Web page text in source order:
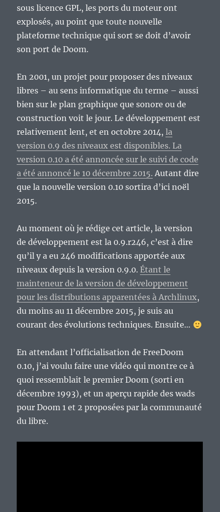
sous licence GPL, les ports du moteur ont
explosés, au point que toute nouvelle
plateforme technique qui sort se doit d’avoir
son port de Doom.
En 2001, un projet pour proposer des niveaux
libres – au sens informatique du terme – aussi
bien sur le plan graphique que sonore ou de
construction voit le jour. Le développement est
relativement lent, et en octobre 2014,la
version 0.9 des niveaux est disponibles. La
version 0.10 a été annoncée sur le suivi de code
a été annoncé le 10 décembre 2015. Autant dire
que la nouvelle version 0.10 sortira d’ici noël
2015.
Au moment où je rédige cet article, la version
de développement est la 0.9.r246, c’est à dire
qu’il y a eu 246 modifications apportée aux
niveaux depuis la version 0.9.0.Étant le
mainteneur de la version de développement
pour les distributions apparentées à Archlinux,
du moins au 11 décembre 2015, je suis au
courant des évolutions techniques. Ensuite…
En attendant l’officialisation de FreeDoom
0.10, j’ai voulu faire une vidéo qui montre ce à
quoi ressemblait le premier Doom (sorti en
décembre 1993), et un aperçu rapide des wads
pour Doom 1 et 2 proposées par la communauté
du libre.